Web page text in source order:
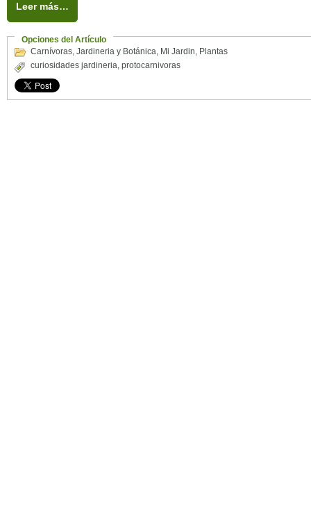
Leer más…
Opciones del Artículo
Carnívoras, Jardineria y Botánica, Mi Jardin, Plantas
curiosidades jardineria, protocarnivoras